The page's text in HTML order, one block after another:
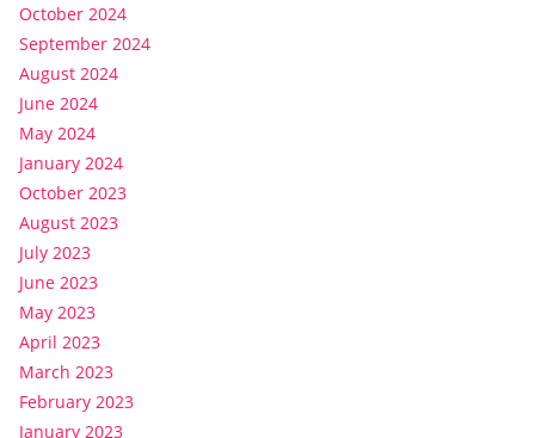
October 2024
September 2024
August 2024
June 2024
May 2024
January 2024
October 2023
August 2023
July 2023
June 2023
May 2023
April 2023
March 2023
February 2023
January 2023